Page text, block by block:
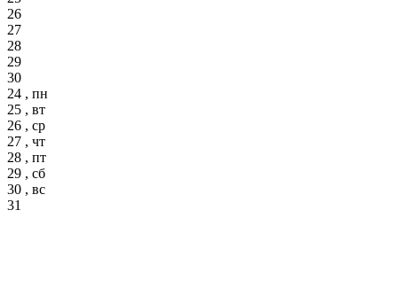
26
27
28
29
30
24 , пн
25 , вт
26 , ср
27 , чт
28 , пт
29 , сб
30 , вс
31